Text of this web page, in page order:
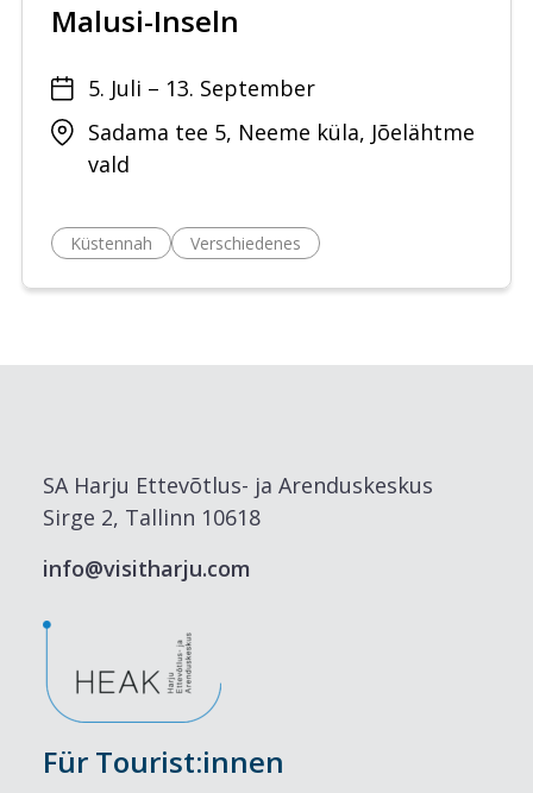
Malusi-Inseln
5. Juli – 13. September
Sadama tee 5, Neeme küla, Jõelähtme
vald
Küstennah Verschiedenes
SA Harju Ettevõtlus- ja Arenduskeskus
Sirge 2, Tallinn 10618
info@visitharju.com
Für Tourist:innen